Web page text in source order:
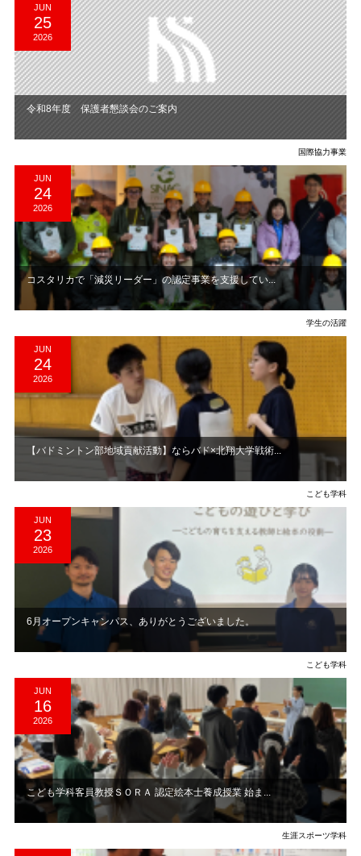
JUN
25
2026
令和8年度 保護者懇談会のご案内
国際協力事業
JUN
24
2026
コスタリカで「減災リーダー」の認定事業を支援してい...
学生の活躍
JUN
24
2026
【バドミントン部地域貢献活動】ならバド×北翔大学戦術...
こども学科
JUN
23
2026
6月オープンキャンパス、ありがとうございました。
こども学科
JUN
16
2026
こども学科客員教授ＳＯＲＡ 認定絵本士養成授業 始ま...
生涯スポーツ学科